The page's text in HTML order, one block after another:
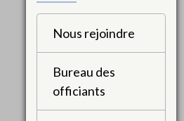
Nous rejoindre
Bureau des
officiants